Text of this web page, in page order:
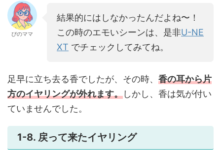
ぴのママ
結果的にはしなかったんだよね〜！
この時のエモいシーンは、是非U-NE
XT でチェックしてみてね。
足早に立ち去る香でしたが、その時、 香の耳から片
方のイヤリングが外れます。しかし、香は気が付い
ていませんでした。
1-8. 戻って来たイヤリング